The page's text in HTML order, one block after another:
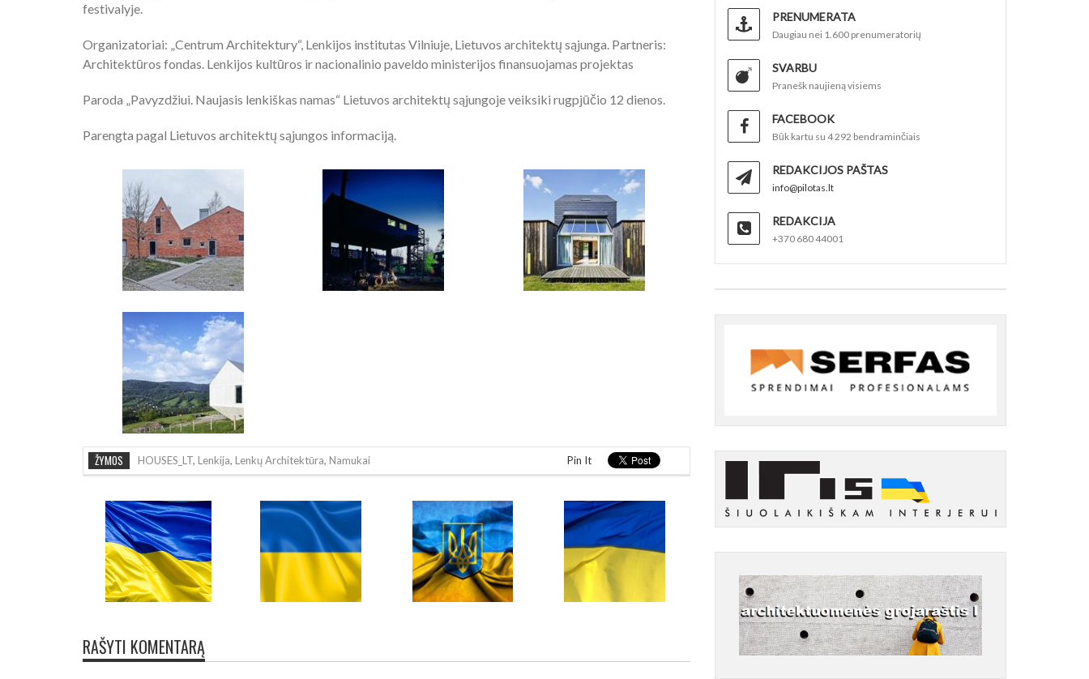
festivalyje.
Organizatoriai: „Centrum Architektury“, Lenkijos institutas Vilniuje, Lietuvos architektų sąjunga. Partneris:
Architektūros fondas. Lenkijos kultūros ir nacionalinio paveldo ministerijos finansuojamas projektas
Paroda „Pavyzdžiui. Naujasis lenkiškas namas“ Lietuvos architektų sąjungoje veiksiki rugpjūčio 12 dienos.
Parengta pagal Lietuvos architektų sąjungos informaciją.
ŽYMOS HOUSES_LT, Lenkija, Lenkų Architektūra, Namukai Pin It
RAŠYTI KOMENTARĄ
PRENUMERATA
Daugiau nei 1.600 prenumeratorių
SVARBU
Pranešk naujieną visiems
FACEBOOK
Būk kartu su 4 292 bendraminčiais
REDAKCIJOS PAŠTAS
info@pilotas.lt
REDAKCIJA
+370 680 44001